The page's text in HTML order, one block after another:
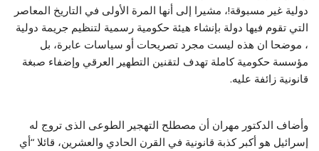
دولية غير مسبوقة!، مشيرا إلى أنها المرة الأولى في التاريخ المعاصر
التي تقوم فيها دولة بإنشاء هيئة حكومية رسمية لتنظيم جريمة دولية
، موضحا ان هذه ليست مجرد تصريحات أو سياسات عابرة، بل
مؤسسة حكومية كاملة تهدف لتقنين التطهير العرقي وإضفاء صبغة
قانونية زائفة عليه.
وأضاف الدكتور مهران أن مصطلح التهجير الطوعى الذى تروج له
إسرائيل هو أكبر كذبة قانونية في القرن الحادي والعشرين، قائلا “أي